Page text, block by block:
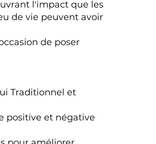
l'impact que les
de vie peuvent avoir
de poser
Traditionnel et
positive et négative